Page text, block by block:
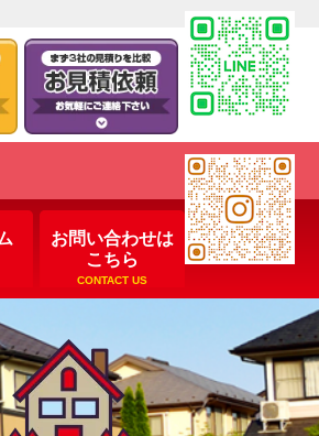
お問い合わせは
こちら
CONTACT US